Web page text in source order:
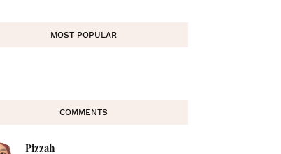
MOST POPULAR
COMMENTS
Pizzah